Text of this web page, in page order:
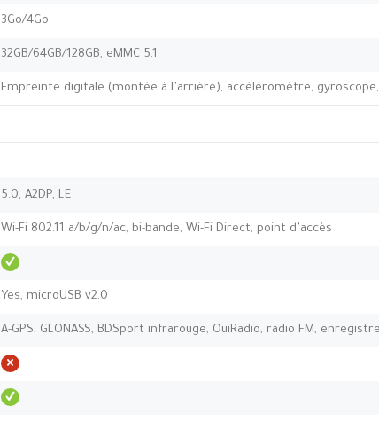
3Go/4Go
32GB/64GB/128GB, eMMC 5.1
Empreinte digitale (montée à l’arrière), accéléromètre,
5.0, A2DP, LE
Wi-Fi 802.11 a/b/g/n/ac, bi-bande, Wi-Fi Direct, point d’accès
Yes, microUSB v2.0
A-GPS, GLONASS, BDSport infrarouge, OuiRadio, radio FM,